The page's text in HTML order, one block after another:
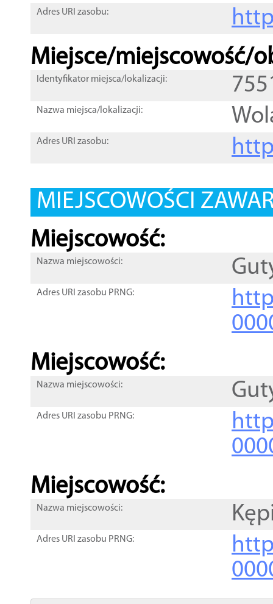
Adres URI zasobu:
Miejsce/miejscowość/
Identyfikator miejsca/lokalizacji:
Nazwa miejsca/lokalizacji:
Adres URI zasobu:
MIEJSCOWOŚCI
Miejscowość:
Nazwa miejscowości:
Adres URI zasobu PRNG:
Miejscowość:
Nazwa miejscowości:
Adres URI zasobu PRNG:
Miejscowość:
Nazwa miejscowości:
Adres URI zasobu PRNG: